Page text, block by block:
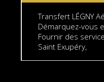
Transfert LÉGNY
Démarquez-vous
Fournir des
Saint Exupéry,